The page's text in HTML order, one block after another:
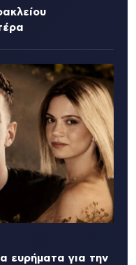
ευρήματα για την